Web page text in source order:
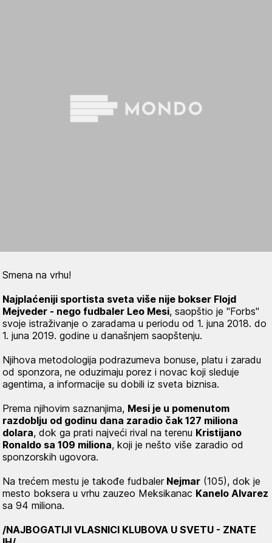
Smena na vrhu!
Najplaćeniji sportista sveta više nije bokser Flojd
Mejveder - nego fudbaler Leo Mesi, saopštio je "Forbs"
svoje istraživanje o zaradama u periodu od 1. juna 2018. do
1. juna 2019. godine u današnjem saopštenju.
Njihova metodologija podrazumeva bonuse, platu i zaradu
od sponzora, ne oduzimaju porez i novac koji sleduje
agentima, a informacije su dobili iz sveta biznisa.
Prema njihovim saznanjima, Mesi je u pomenutom
razdoblju od godinu dana zaradio čak 127 miliona
dolara, dok ga prati najveći rival na terenu Kristijano
Ronaldo sa 109 miliona, koji je nešto više zaradio od
sponzorskih ugovora.
Na trećem mestu je takođe fudbalerNejmar (105), dok je
mesto boksera u vrhu zauzeo Meksikanac Kanelo Alvarez
sa 94 miliona.
/NAJBOGATIJI VLASNICI KLUBOVA U SVETU - ZNATE